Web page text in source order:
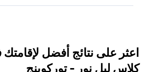
اعثر على نتائج أفضل لإقامتك
كلاس ليل نور - توركوينج